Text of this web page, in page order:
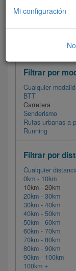
Filtrar las rutas
Filtrar por
Cualquier
BTT
Carretera
Senderismo
Rutas urbanas a
Running
Filtrar por
Cualquier
0km - 10km
10km - 20km
20km - 30km
30km - 40km
40km - 50km
50km - 60km
60km - 70km
70km - 80km
80km - 90km
90km - 100km
100km +
Mi configuración